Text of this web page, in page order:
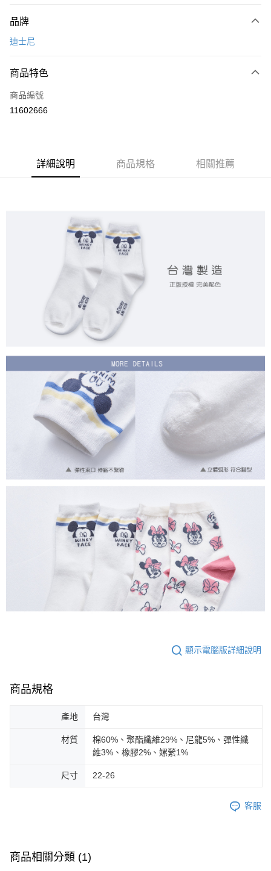
信用卡一次付款
LINE Pay
Apple Pay
ATM付款
每筆NT$80，滿NT$899(含以上)免運費
每筆NT$80，滿NT$859(含以上)免運費
每筆NT$80，滿NT$899(含以上)免運費
付款後7-11取貨
每筆NT$80，滿NT$859(含以上)免運費
每筆NT$85，滿NT$859(含以上)免運費
品牌
迪士尼
商品特色
商品編號
11602666
詳細說明 商品規格 相關推薦
顯示電腦版詳細說明
商品規格
產地 台灣
材質
棉60%、聚酯纖維29%、尼龍5%、彈性纖
維3%、橡膠2%、嫘縈1%
尺寸 22-26
客服
商品相關分類 (1)